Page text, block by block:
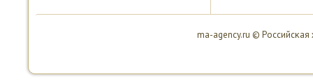
ma-agency.ru ©